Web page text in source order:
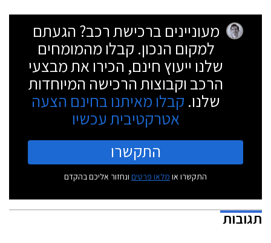
מעוניינים ברכישת רכב? הגעתם
למקום הנכון. קבלו מהמומחים
שלנו ייעוץ חינם, הכירו את מבצעי
הרכב וקבוצות הרכישה המיוחדות
שלנו. קבלו מאיתנו בחינם הצעה
אטרקטיבית עכשיו
התקשרו
התקשרו או מלאו פרטים ונחזור אליכם בהקדם
תגובות